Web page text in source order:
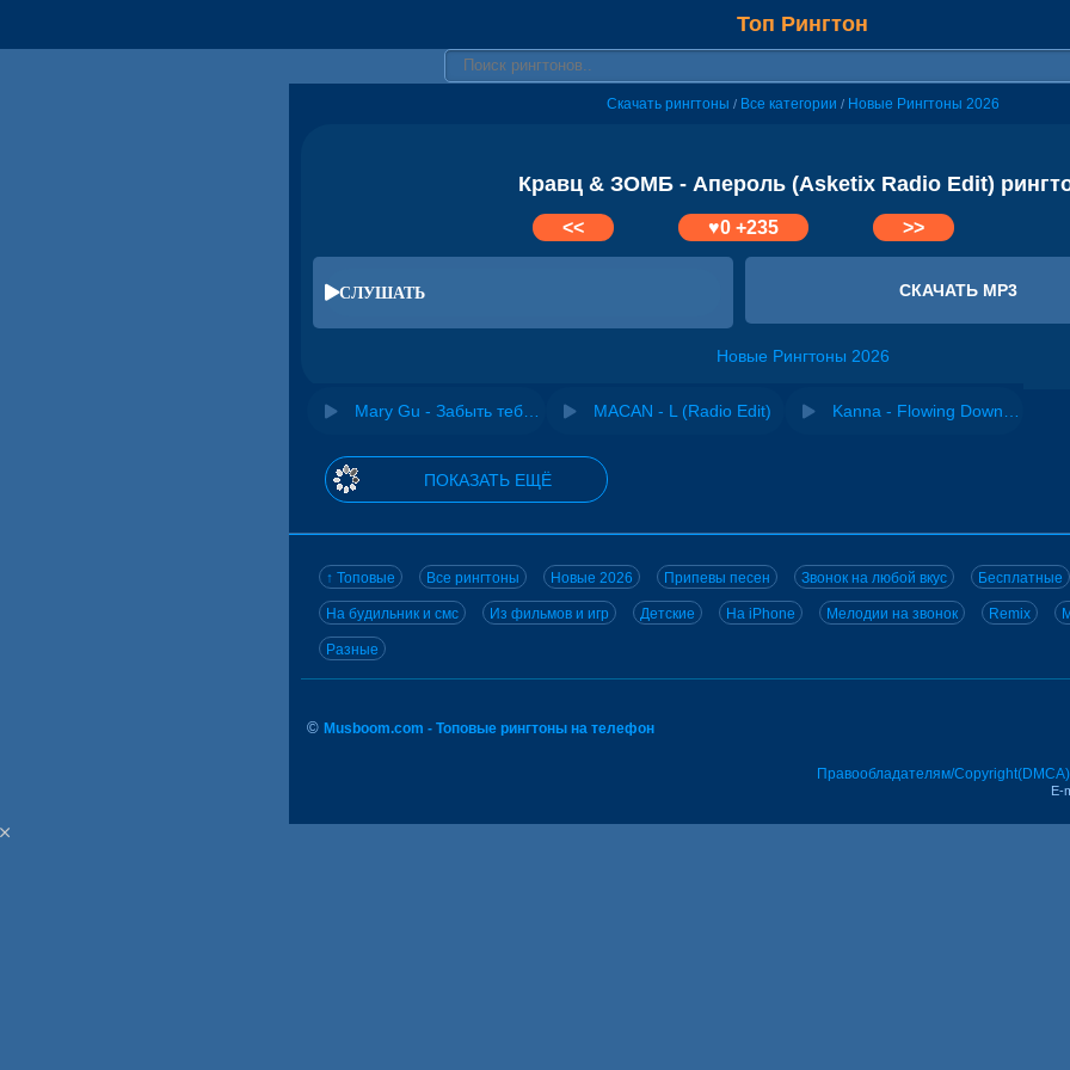
Топ Рингтон
Скачать рингтоны / Все категории / Новые Рингтоны 2026
Кравц & ЗОМБ - Апероль (Asketix Radio Edit)
<< ♥0+235 >>
СЛУШАТЬ СКАЧАТЬ MP3
Новые Рингтоны 2026
MACAN - L (Radio Edit)
ПОКАЗАТЬ ЕЩЁ
↑ Топовые Все рингтоны Новые 2026 Припевы песен Звонок на любой вкус Бесплатные
На будильник и смс Из фильмов и игр Детские На iPhone Мелодии на звонок Remix
Разные
© Musboom.com - Топовые рингтоны на телефон
Правообладателям/Copyright(DMCA)
E-